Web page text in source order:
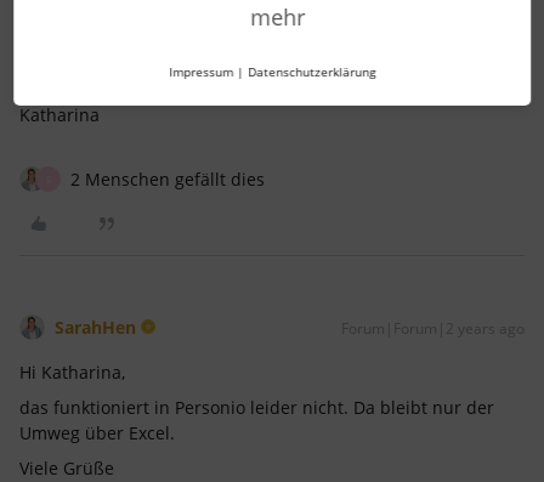
Das konnte ich in dem Bericht nicht anlegen. Wüsstest du
Katharina
2 Menschen gefällt dies
SarahHen Forum|Forum|2 years ago
Hi Katharina,
das funktioniert in Personio leider nicht. Da bleibt nur der
Umweg über Excel.
Viele Grüße
mehr
Impressum | Datenschutzerklärung